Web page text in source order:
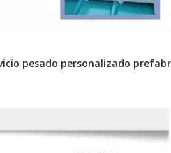
pesado personalizado